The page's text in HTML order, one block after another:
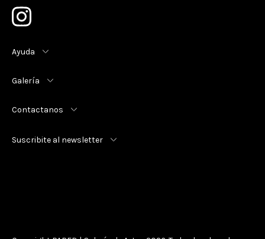
Ayuda
Galería
Contactanos
Suscribite al newsletter